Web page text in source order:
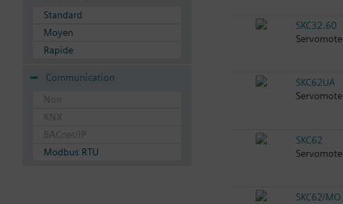
Standard
Moyen
Rapide
Communication
Non
KNX
BACnet/IP
Modbus RTU
SKC32.60
SKC62UA
SKC62
SKC62/MO